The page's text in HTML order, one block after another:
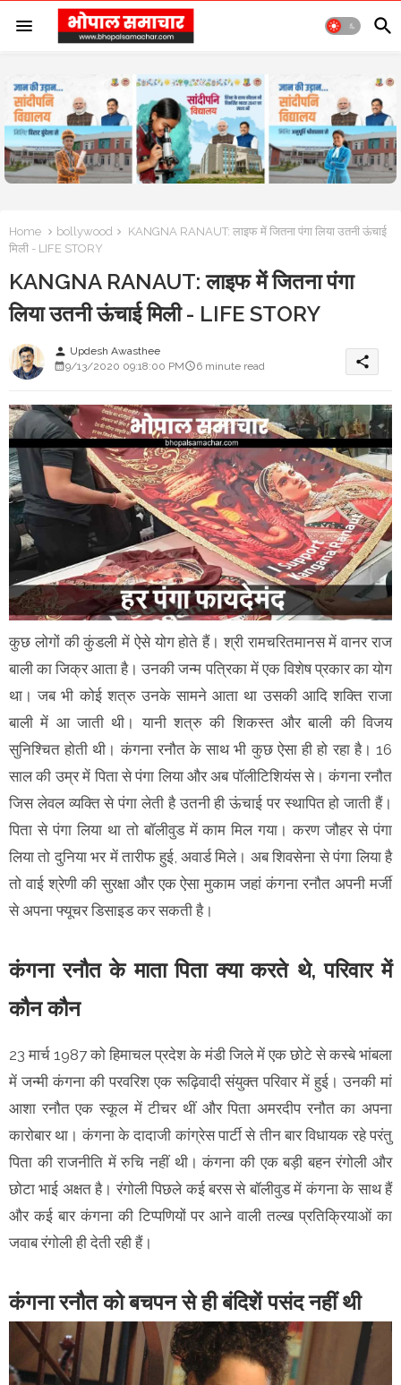
Home bollywood
KANGNA RANAUT: लाइफ में जितना पंगा लिया उतनी ऊंचाई
मिली - LIFE STORY
KANGNA RANAUT: लाइफ में जितना पंगा
लिया उतनी ऊंचाई मिली - LIFE STORY
person Updesh Awasthee
9/13/2020 09:18:00 PM
6 minute read share
कुछ लोगों की कुंडली में ऐसे योग होते हैं। श्री रामचरितमानस में वानर राज
बाली का जिक्र आता है। उनकी जन्म पत्रिका में एक विशेष प्रकार का योग
था। जब भी कोई शत्रु उनके सामने आता था उसकी आदि शक्ति राजा
बाली में आ जाती थी। यानी शत्रु की शिकस्त और बाली की विजय
सुनिश्चित होती थी। कंगना रनौत के साथ भी कुछ ऐसा ही हो रहा है। 16
साल की उम्र में पिता से पंगा लिया और अब पॉलीटिशियंस से। कंगना रनौत
जिस लेवल व्यक्ति से पंगा लेती है उतनी ही ऊंचाई पर स्थापित हो जाती हैं।
पिता से पंगा लिया था तो बॉलीवुड में काम मिल गया। करण जौहर से पंगा
लिया तो दुनिया भर में तारीफ हुई, अवार्ड मिले। अब शिवसेना से पंगा लिया है
तो वाई श्रेणी की सुरक्षा और एक ऐसा मुकाम जहां कंगना रनौत अपनी मर्जी
से अपना फ्यूचर डिसाइड कर सकती है।
कंगना रनौत के माता पिता क्या करते थे, परिवार में
कौन कौन
23 मार्च 1987 को हिमाचल प्रदेश के मंडी जिले में एक छोटे से कस्बे भांबला
में जन्मी कंगना की परवरिश एक रूढ़िवादी संयुक्त परिवार में हुई। उनकी मां
आशा रनौत एक स्कूल में टीचर थीं और पिता अमरदीप रनौत का अपना
कारोबार था। कंगना के दादाजी कांग्रेस पार्टी से तीन बार विधायक रहे परंतु
पिता की राजनीति में रुचि नहीं थी। कंगना की एक बड़ी बहन रंगोली और
छोटा भाई अक्षत है। रंगोली पिछले कई बरस से बॉलीवुड में कंगना के साथ हैं
और कई बार कंगना की टिप्पणियों पर आने वाली तल्ख प्रतिक्रियाओं का
जवाब रंगोली ही देती रही हैं।
कंगना रनौत को बचपन से ही बंदिशें पसंद नहीं थी